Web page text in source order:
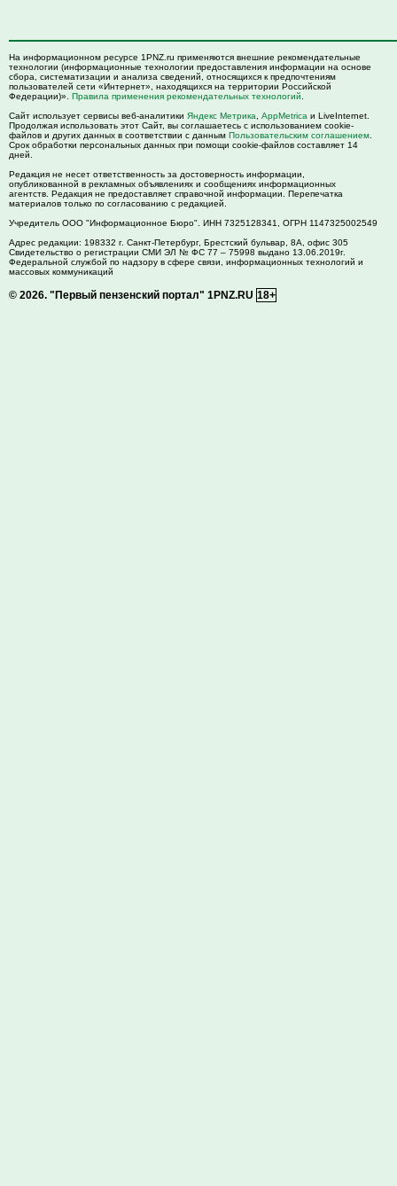
На информационном ресурсе 1PNZ.ru применяются внешние рекомендательные
технологии (информационные технологии предоставления информации на основе
сбора, систематизации и анализа сведений, относящихся к предпочтениям
пользователей сети «Интернет», находящихся на территории Российской
Федерации)». Правила применения рекомендательных технологий
Сайт использует сервисы веб-аналитики Яндекс Метрика AppMetrica и LiveInternet.
Продолжая использовать этот Сайт, вы соглашаетесь с использованием cookie-
файлов и других данных в соответствии с данным Пользовательским соглашением
Срок обработки персональных данных при помощи cookie-файлов составляет 14
дней.
Редакция не несет ответственность за достоверность информации,
опубликованной в рекламных объявлениях и сообщениях информационных
агентств. Редакция не предоставляет справочной информации. Перепечатка
материалов только по согласованию с редакцией.
Учредитель ООО "Информационное Бюро". ИНН 7325128341, ОГРН 1147325002549
Адрес редакции: 198332 г. Санкт-Петербург, Брестский бульвар, 8А, офис 305
Свидетельство о регистрации СМИ ЭЛ № ФС 77 – 75998 выдано 13.06.2019г.
Федеральной службой по надзору в сфере связи, информационных технологий и
массовых коммуникаций
© 2026. "Первый пензенский портал" 1PNZ.RU 18+